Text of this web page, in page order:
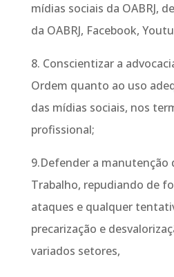
mídias sociais da OABRJ,
da OABRJ, Facebook,
8. Conscientizar a
Ordem quanto ao uso
das mídias sociais, nos
profissional;
9.Defender a manutenção
Trabalho, repudiando de
ataques e qualquer
precarização e
variados setores,